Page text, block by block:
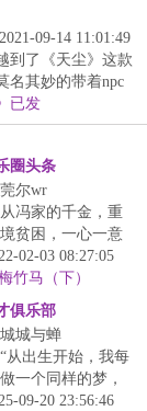
09-14 11:01:49
到了《天尘》这款
名其妙的带着npc
已发
圈头条
尔wr
冯家的千金，重
贫困，一心一意
美貌进入娱乐圈
...
02-03 08:27:05
竹马（下）
俱乐部
城与蝉
从出生开始，我每
一个同样的梦，
重复着同样的一
09-20 23:56:46